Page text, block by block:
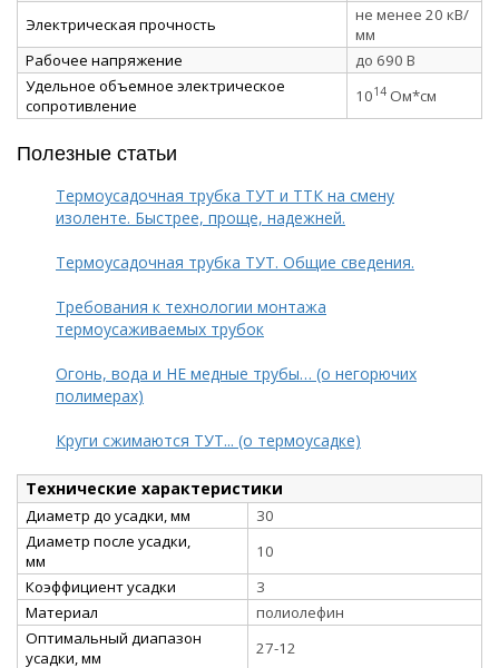
Электрическая прочность
не менее 20 кВ/
мм
Рабочее напряжение
до 690 В
Удельное объемное электрическое
сопротивление
1014 Ом*см
Полезные статьи
Термоусадочная трубка ТУТ и ТТК на смену
изоленте. Быстрее, проще, надежней.
Термоусадочная трубка ТУТ. Общие сведения.
Требования к технологии монтажа
термоусаживаемых трубок
Огонь, вода и НЕ медные трубы… (о негорючих
полимерах)
Круги сжимаются ТУТ... (о термоусадке)
Технические характеристики
Диаметр до усадки, мм
30
Диаметр после усадки,
мм
10
Коэффициент усадки
3
Материал
полиолефин
Оптимальный диапазон
усадки, мм
27-12